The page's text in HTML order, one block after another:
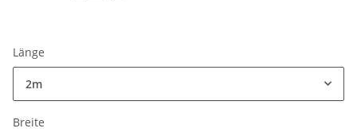
Länge
2m
Breite